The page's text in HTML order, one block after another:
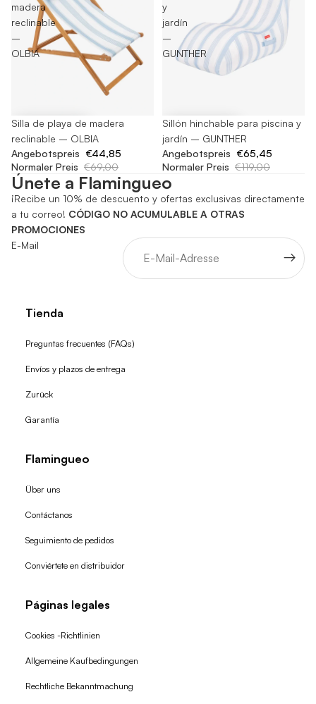
madera
reclinable
–
OLBIA
-35%
Silla de playa de madera
reclinable – OLBIA
Angebotspreis €44,85
Normaler Preis €69,00
y
jardín
–
GUNTHER
-45%
Sillón hinchable para piscina y
jardín – GUNTHER
Angebotspreis €65,45
Normaler Preis €119,00
Únete a Flamingueo
¡Recibe un 10% de descuento y ofertas exclusivas directamente
a tu correo! CÓDIGO NO ACUMULABLE A OTRAS
PROMOCIONES
E-Mail
Tienda
Preguntas frecuentes (FAQs)
Envíos y plazos de entrega
Zurück
Garantía
Flamingueo
Über uns
Contáctanos
Seguimiento de pedidos
Conviértete en distribuidor
Páginas legales
Cookies -Richtlinien
Allgemeine Kaufbedingungen
Rechtliche Bekanntmachung
Widerrufsrecht